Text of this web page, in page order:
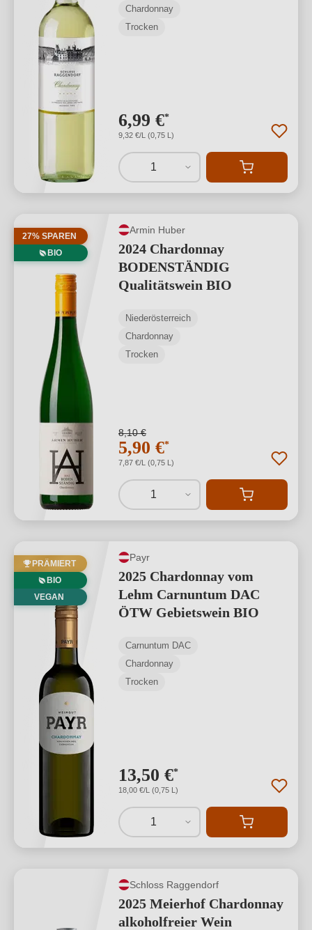
Aromatik und harmonische Vielschichtigkeit.
Chardonnay
Trocken
6,99 €*
9,32 €/L (0,75 L)
1
27% SPAREN
BIO
Armin Huber
2024 Chardonnay
BODENSTÄNDIG
Qualitätswein BIO
Niederösterreich
Chardonnay
Trocken
8,10 €
5,90 €*
7,87 €/L (0,75 L)
1
PRÄMIERT
BIO
VEGAN
Payr
2025 Chardonnay vom
Lehm Carnuntum DAC
ÖTW Gebietswein BIO
Carnuntum DAC
Chardonnay
Trocken
13,50 €*
18,00 €/L (0,75 L)
1
Schloss Raggendorf
2025 Meierhof Chardonnay
alkoholfreier Wein